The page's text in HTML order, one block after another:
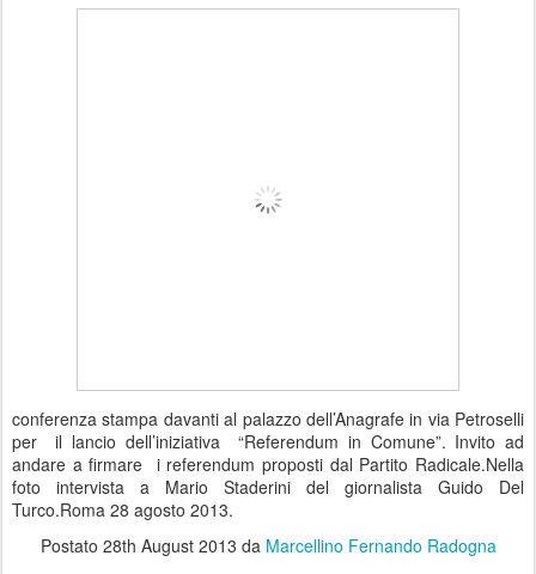
conferenza stampa davanti al palazzo dell’Anagrafe in via Petroselli
per il lancio dell’iniziativa “Referendum in Comune”. Invito ad
andare a firmare i referendum proposti dal Partito Radicale.Nella
foto intervista a Mario Staderini del giornalista Guido Del
Turco.Roma 28 agosto 2013.
Postato 28th August 2013 da Marcellino Fernando Radogna